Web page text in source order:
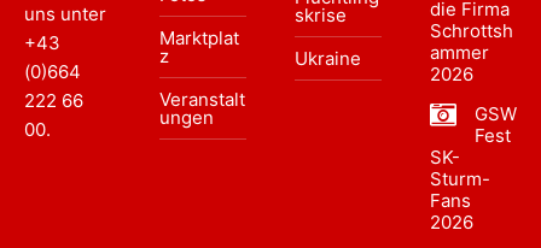
uns unter
+43
(0)664
222 66
00.
Marktplat
z
Veranstalt
ungen
skrise
Ukraine
die Firma
Schrottsh
ammer
2026
GSW
Fest
SK-
Sturm-
Fans
2026